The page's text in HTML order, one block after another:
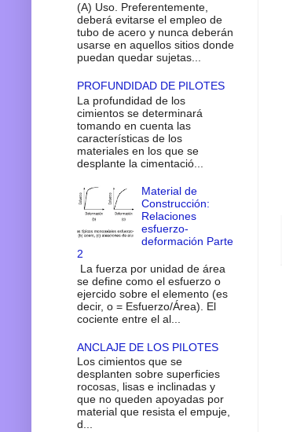
(A) Uso. Preferentemente,
deberá evitarse el empleo de
tubo de acero y nunca deberán
usarse en aquellos sitios donde
puedan quedar sujetas...
PROFUNDIDAD DE PILOTES
La profundidad de los
cimientos se determinará
tomando en cuenta las
características de los
materiales en los que se
desplante la cimentació...
Material de
Construcción:
Relaciones
esfuerzo-
deformación Parte
2
La fuerza por unidad de área
se define como el esfuerzo o
ejercido sobre el elemento (es
decir, o = Esfuerzo/Área). El
cociente entre el al...
ANCLAJE DE LOS PILOTES
Los cimientos que se
desplanten sobre superficies
rocosas, lisas e inclinadas y
que no queden apoyadas por
material que resista el empuje,
d...